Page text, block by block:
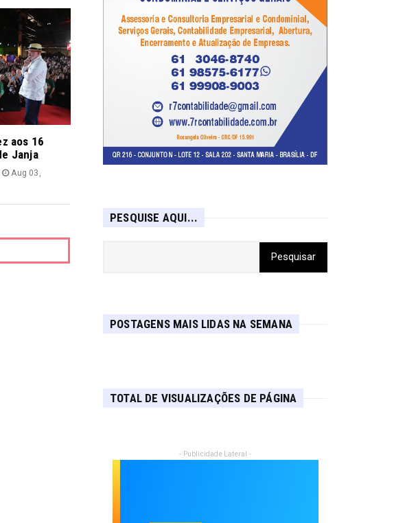
aos 16
Janja
Aug 03,
PESQUISE AQUI...
POSTAGENS MAIS LIDAS NA SEMANA
TOTAL DE VISUALIZAÇÕES DE PÁGINA
- Publicidade Lateral -